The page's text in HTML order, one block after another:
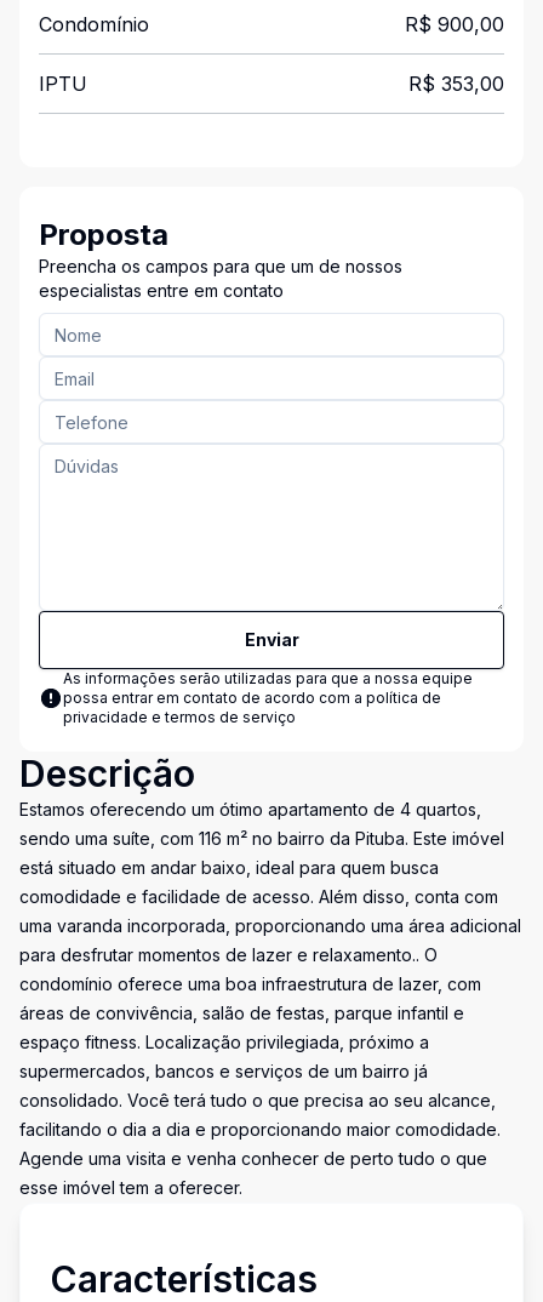
Condomínio R$ 900,00
IPTU R$ 353,00
Proposta
Preencha os campos para que um de nossos
especialistas entre em contato
Enviar
As informações serão utilizadas para que a nossa equipe
possa entrar em contato de acordo com a política de
privacidade e termos de serviço
Descrição
Estamos oferecendo um ótimo apartamento de 4 quartos,
sendo uma suíte, com 116 m² no bairro da Pituba. Este imóvel
está situado em andar baixo, ideal para quem busca
comodidade e facilidade de acesso. Além disso, conta com
uma varanda incorporada, proporcionando uma área adicional
para desfrutar momentos de lazer e relaxamento.. O
condomínio oferece uma boa infraestrutura de lazer, com
áreas de convivência, salão de festas, parque infantil e
espaço fitness. Localização privilegiada, próximo a
supermercados, bancos e serviços de um bairro já
consolidado. Você terá tudo o que precisa ao seu alcance,
facilitando o dia a dia e proporcionando maior comodidade.
Agende uma visita e venha conhecer de perto tudo o que
esse imóvel tem a oferecer.
Características